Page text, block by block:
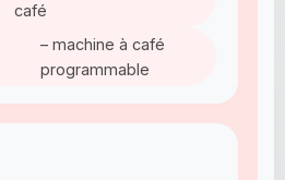
café
– machine à café
programmable